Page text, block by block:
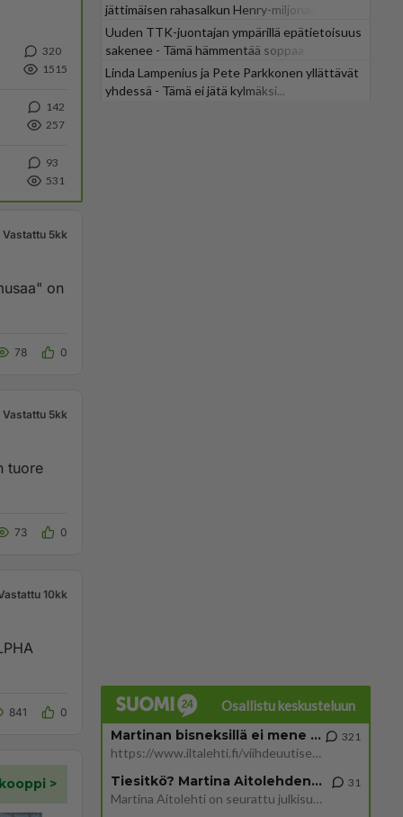
320
1515
142
257
93
531
Vastattu 5kk
on
78 0
Vastattu 5kk
tuore
73 0
10kk
841 0
jättimäisen rahasalkun Henry-miljonääriltä
Uuden TTK-juontajan ympärillä epätietoisuus
sakenee - Tämä hämmentää soppaa
Linda Lampenius ja Pete Parkkonen yllättävät
yhdessä - Tämä ei jätä kylmäksi...
Osallistu keskusteluun
Martinan bisneksillä ei mene hyvin
https://www.iltalehti.fi/viihdeuutiset/a/c46da6ab-340f-4790-aaa7-0865eed2336 Yrityksen konkurssihakemus on tullut kärä
321
Tiesitkö? Martina Aitolehden isäpuoli on tämä suosittu laulaja
Martina Aitolehti on seurattu julkisuuden henkilö. Lähipiiriin mahtuu muitakin tunnettuja henkilöitä. Tiesitkö, että Ma
31